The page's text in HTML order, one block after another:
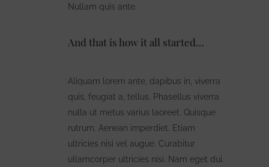
Nullam quis ante.
And that is how it all started…
Aliquam lorem ante, dapibus in, viverra
quis, feugiat a, tellus. Phasellus viverra
nulla ut metus varius laoreet. Quisque
rutrum. Aenean imperdiet. Etiam
ultricies nisi vel augue. Curabitur
ullamcorper ultricies nisi. Nam eget dui.